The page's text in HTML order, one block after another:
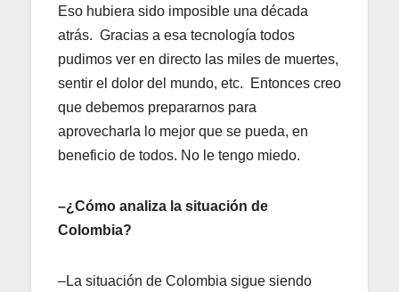
Eso hubiera sido imposible una década
atrás. Gracias a esa tecnología todos
pudimos ver en directo las miles de muertes,
sentir el dolor del mundo, etc. Entonces creo
que debemos prepararnos para
aprovecharla lo mejor que se pueda, en
beneficio de todos. No le tengo miedo.
–¿Cómo analiza la situación de
Colombia?
–La situación de Colombia sigue siendo